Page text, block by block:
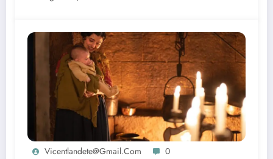
Vicentlandete@gmail.com 0